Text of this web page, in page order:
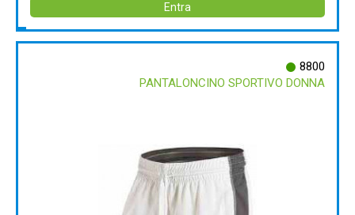
Entra
8800
PANTALONCINO SPORTIVO DONNA